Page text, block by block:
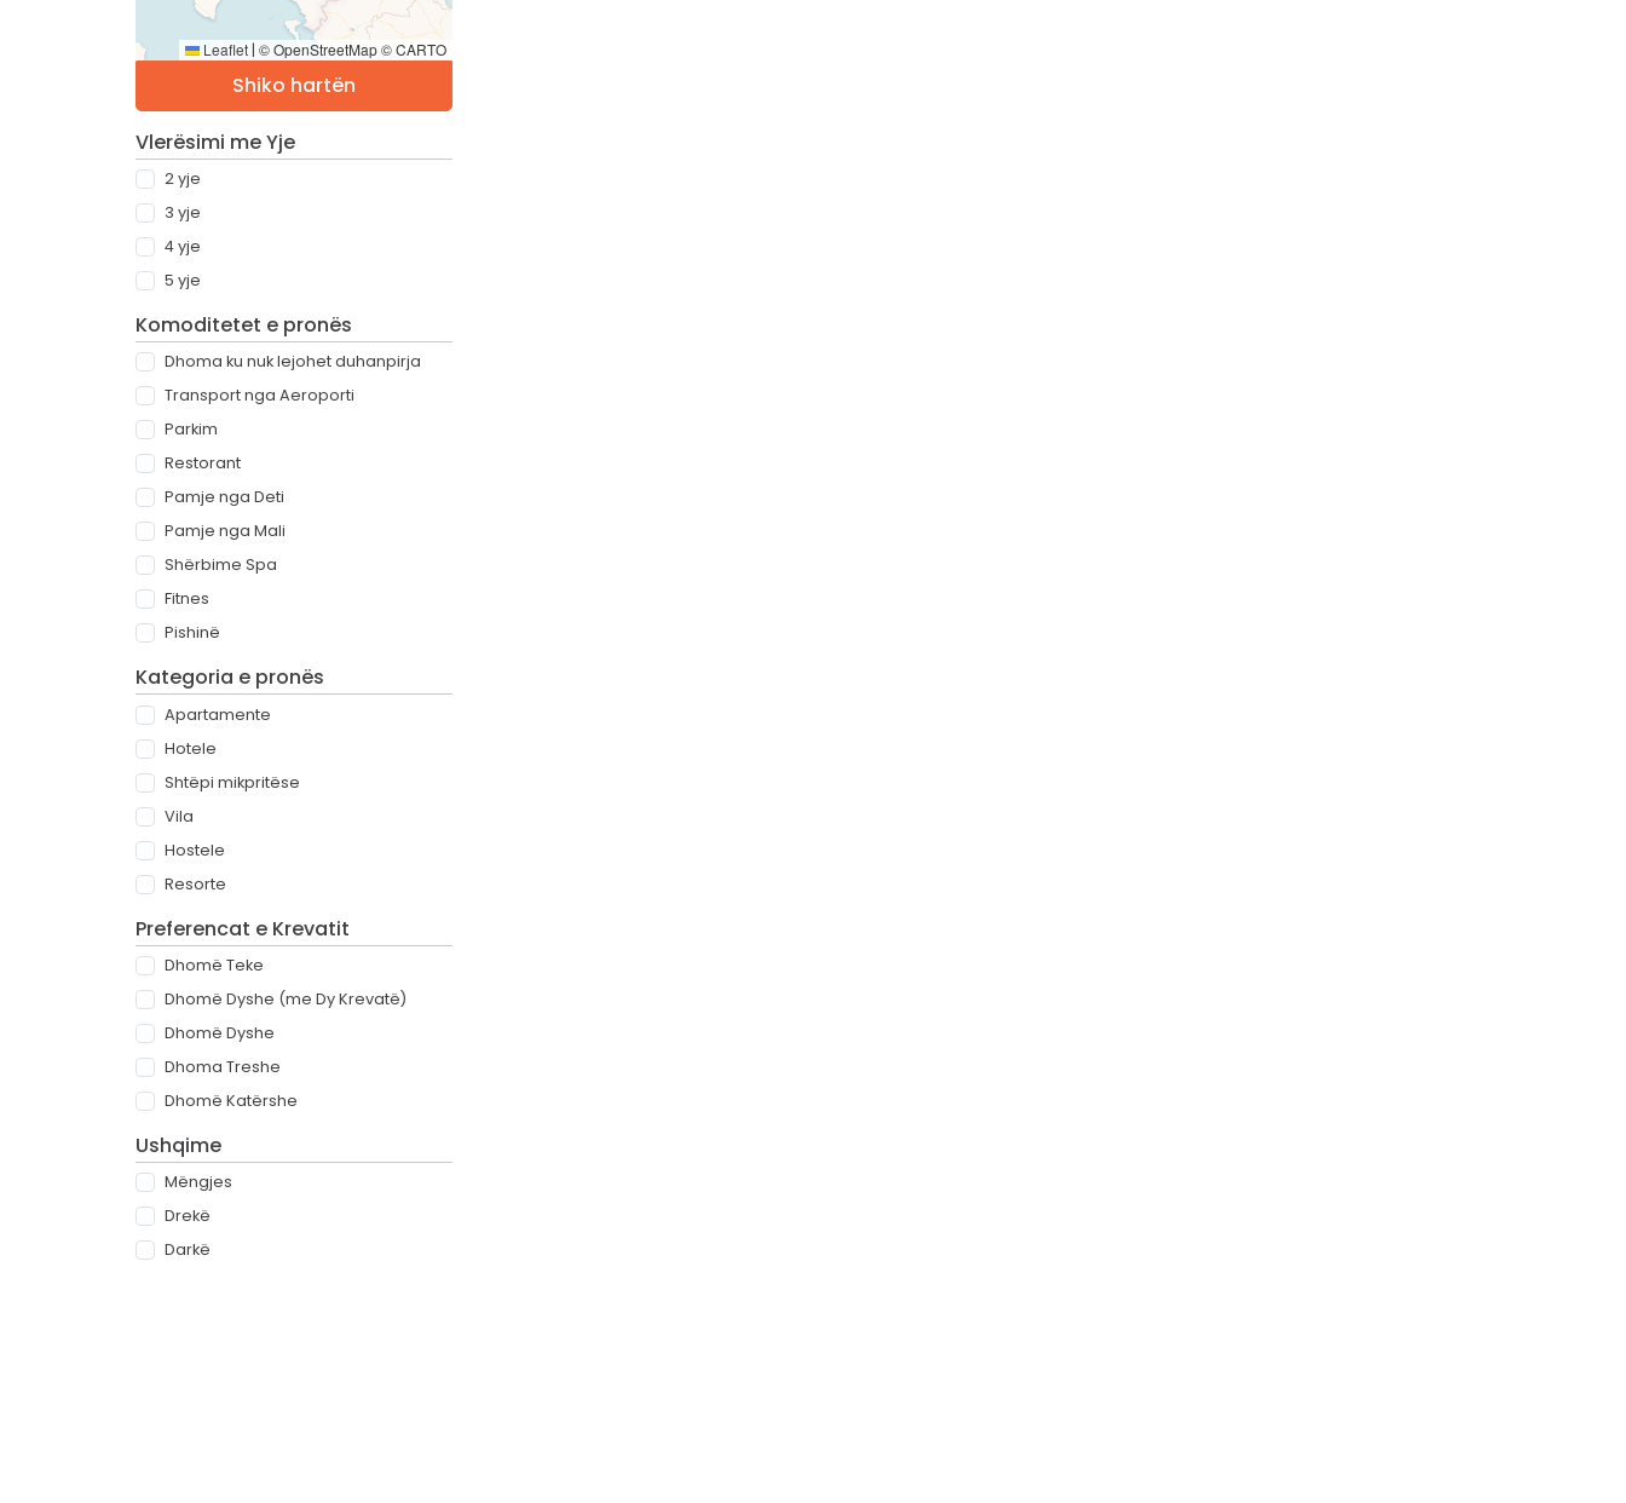
Leaflet | © OpenStreetMap © CARTO
Shiko hartën
Vlerësimi me Yje
2 yje
3 yje
4 yje
5 yje
Komoditetet e pronës
Dhoma ku nuk lejohet duhanpirja
Transport nga Aeroporti
Parkim
Restorant
Pamje nga Deti
Pamje nga Mali
Shërbime Spa
Fitnes
Pishinë
Kategoria e pronës
Apartamente
Hotele
Shtëpi mikpritëse
Vila
Hostele
Resorte
Preferencat e Krevatit
Dhomë Teke
Dhomë Dyshe (me Dy Krevatë)
Dhomë Dyshe
Dhoma Treshe
Dhomë Katërshe
Ushqime
Mëngjes
Drekë
Darkë